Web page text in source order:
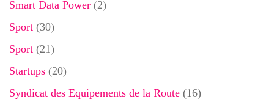
Smart Data Power (2)
Sport (30)
Sport (21)
Startups (20)
Syndicat des Equipements de la Route (16)